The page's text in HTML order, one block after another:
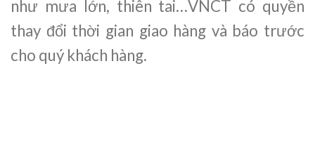
như mưa lớn, thiên tai…VNCT có quyền
thay đổi thời gian giao hàng và báo trước
cho quý khách hàng.